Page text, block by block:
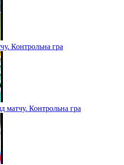
Контрольна гра
Контрольна гра